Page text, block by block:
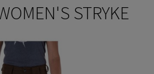
STRYKE